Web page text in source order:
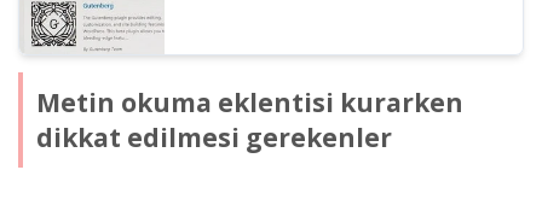
Metin okuma eklentisi kurarken
dikkat edilmesi gerekenler